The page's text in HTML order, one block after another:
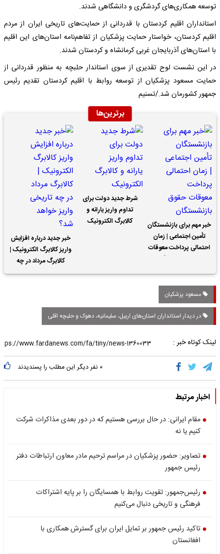
توسعه همکاری‌های گردشگری و دانشگاهی شدند.
استانداران اقلیم کردستان با قدردانی از حمایت‌های تاریخی ایران از مردم
اقلیم کردستان، خواستار حمایت پزشکیان از تفاهم‌نامه استان‌های این اقلیم
با استان‌های آذربایجان غربی کرمانشاه و کردستان شدند.
در این نشست لوح تقدیری از سوی استاندار حلبچه به منظور قدردانی از
حمایت مسعود پزشکیان از توسعه روابط با اقلیم کردستان تقدیم رئیس
جمهور کشورمان شد./تسنیم
برترین‌ها
خبر مهم برای بازنشستگان
تأمین اجتماعی | زمان
احتمالی پرداخت معوقات
شرط جدید دولت برای
تداوم واریز یارانه و
کالابرگ الکترونیک
خبر جدید درباره افزایش
واریز کالابرگ الکترونیک |
کالابرگ مرداد در چه
تاریخی واریز خواهد شد؟
مسعود پزشکیان
در دیدار استانداران استان‌های اربیل، سلیمانیه، دهوک و حلبچه اقلی
لینک کوتاه خبر :
۰ نفر دیگر این مطلب را پسندیدند
اخبار مرتبط
مقام ایرانی: در حال بررسی هستیم که در دور بعدی مذاکرات شرکت
کنیم یا نه
تصاویر: حضور پزشکیان در مراسم ترحیم مادر معاون ارتباطات دفتر
رئیس جمهور
رئیس‌جمهور: تقویت روابط با همسایگان را بر پایه اشتراکات
فرهنگی و تاریخی دنبال می‌کنیم
تاکید رئیس جمهور بر تمایل ایران برای گسترش همکاری‌ با
افغانستان